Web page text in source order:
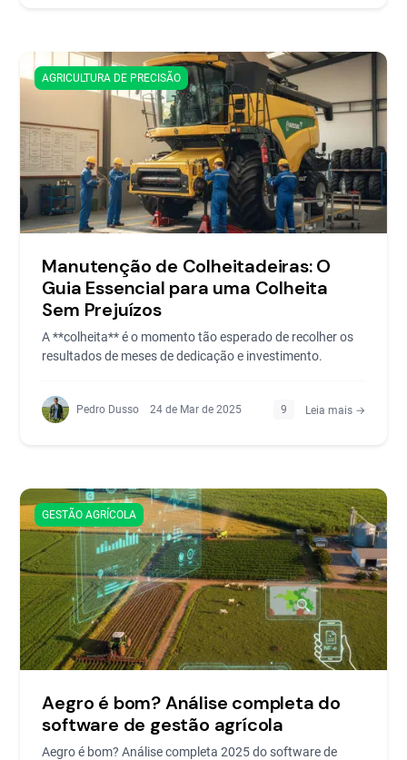
AGRICULTURA DE PRECISÃO
Manutenção de Colheitadeiras: O
Guia Essencial para uma Colheita
Sem Prejuízos
A **colheita** é o momento tão esperado de recolher os
resultados de meses de dedicação e investimento.
Pedro Dusso 24 de Mar de 2025 9 Leia mais →
GESTÃO AGRÍCOLA
Aegro é bom? Análise completa do
software de gestão agrícola
Aegro é bom? Análise completa 2025 do software de